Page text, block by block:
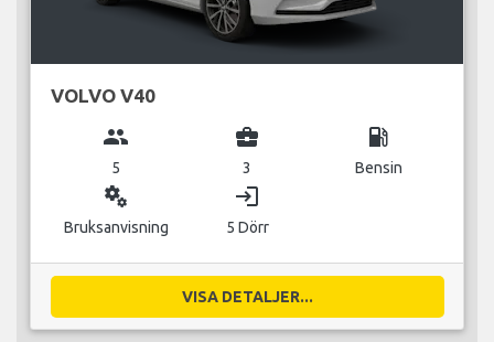
VOLVO V40
group
5
business_center
3
local_gas_station
Bensin
miscellaneous_services
Bruksanvisning
login
5 Dörr
VISA DETALJER...